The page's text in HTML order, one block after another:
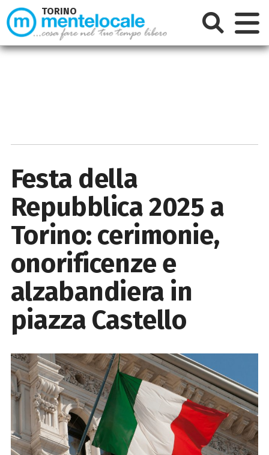
Festa della
Repubblica 2025 a
Torino: cerimonie,
onorificenze e
alzabandiera in
piazza Castello
TORINO